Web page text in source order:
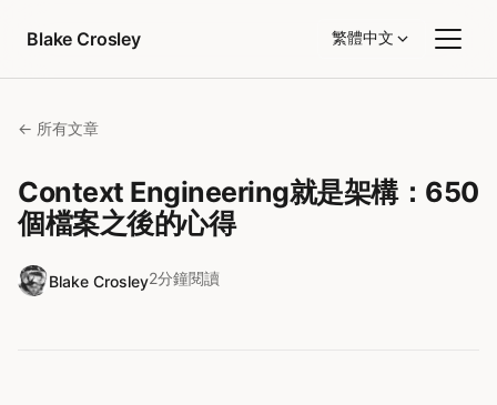
Blake Crosley
繁體中文
← 所有文章
Context Engineering就是架構：650
個檔案之後的心得
Blake Crosley2分鐘閱讀